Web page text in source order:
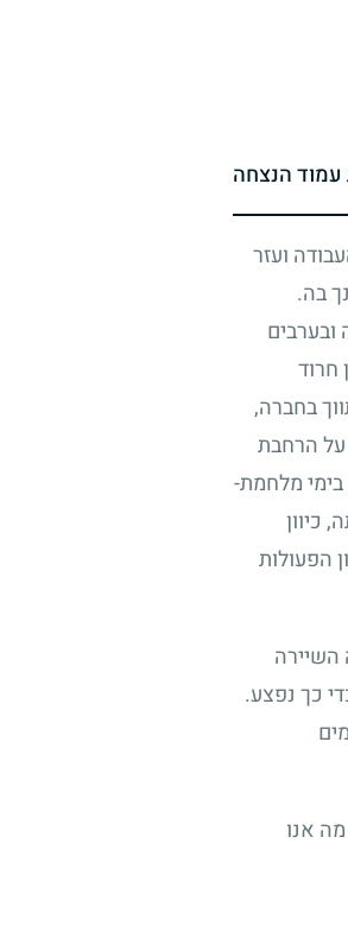
הנצחה
ועזר
בה.
חרוד
בחברה,
על הרחבת
מלחמת-
כיוון
הפעולות
השיירה
כך נפצע.
אנו